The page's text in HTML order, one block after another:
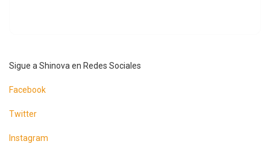
Sigue a Shinova en Redes Sociales
Facebook
Twitter
Instagram